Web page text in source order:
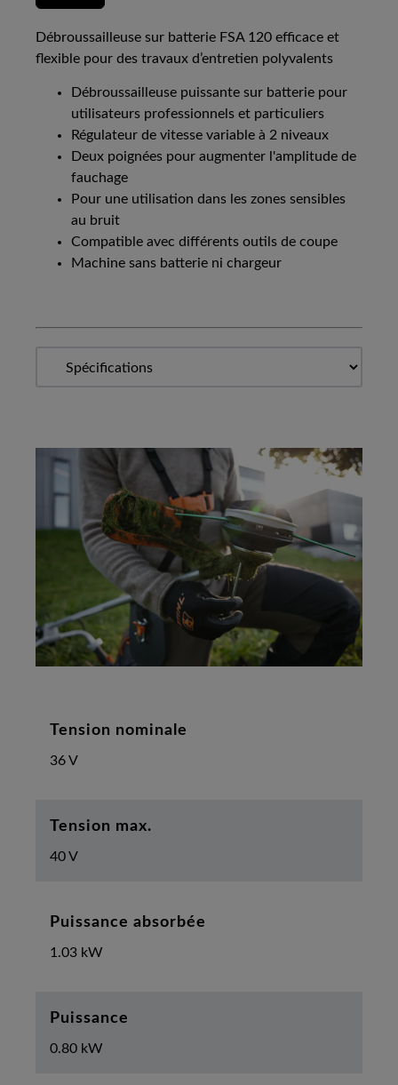
Débroussailleuse sur batterie FSA 120 efficace et
flexible pour des travaux d’entretien polyvalents
Débroussailleuse puissante sur batterie pour
utilisateurs professionnels et particuliers
Régulateur de vitesse variable à 2 niveaux
Deux poignées pour augmenter l'amplitude de
fauchage
Pour une utilisation dans les zones sensibles
au bruit
Compatible avec différents outils de coupe
Machine sans batterie ni chargeur
Tension nominale
36 V
Tension max.
40 V
Puissance absorbée
1.03 kW
Puissance
0.80 kW